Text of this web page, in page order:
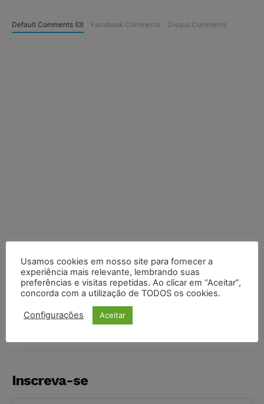
Default Comments (0) Facebook Comments Disqus Comments
COMPARTILHE
Inscreva-se
Usamos cookies em nosso site para fornecer a
experiência mais relevante, lembrando suas
preferências e visitas repetidas. Ao clicar em “Aceitar”,
concorda com a utilização de TODOS os cookies.
Configurações Aceitar